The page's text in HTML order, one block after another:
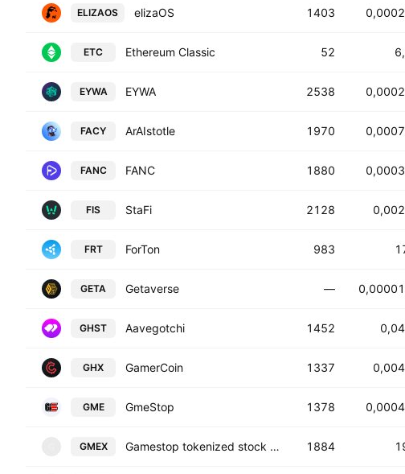
ELIZAOS elizaOS 1403
ETC Ethereum Classic 52
EYWA EYWA 2538
FACY ArAIstotle 1970
FANC FANC 1880
FIS StaFi 2128
FRT ForTon 983
GETA Getaverse —
GHST Aavegotchi 1452
GHX GamerCoin 1337
GME GmeStop 1378
GMEX Gamestop tokenized stock (xStock) 1884